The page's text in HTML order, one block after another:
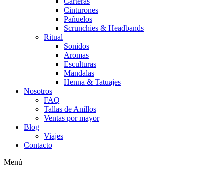
Cinturones
Pañuelos
Scrunchies & Headbands
Ritual
Sonidos
Aromas
Esculturas
Mandalas
Henna & Tatuajes
Nosotros
FAQ
Tallas de Anillos
Ventas por mayor
Blog
Viajes
Contacto
Menú